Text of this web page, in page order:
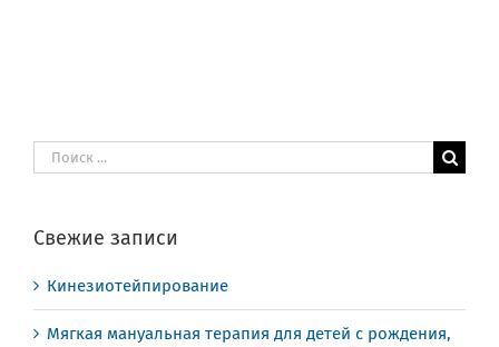
Результат
поиска:
Свежие записи
Кинезиотейпирование
Мягкая мануальная терапия для детей с рождения,